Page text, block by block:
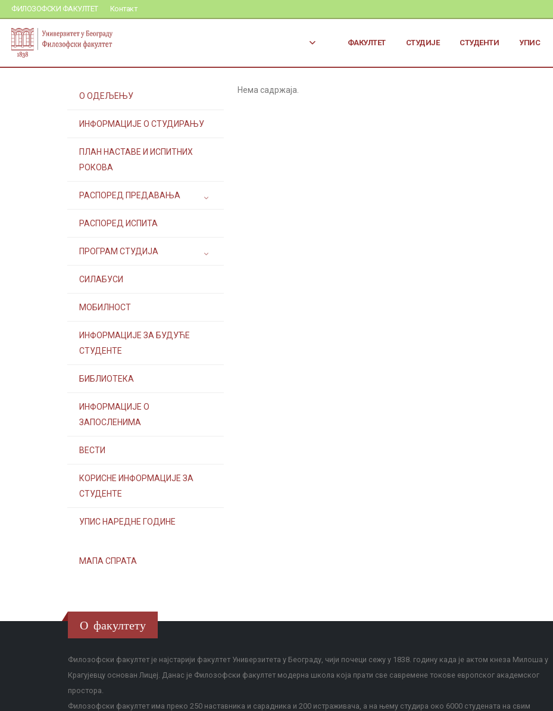
ФИЛОЗОФСКИ ФАКУЛТЕТ Контакт
ФАКУЛТЕТ СТУДИЈЕ СТУДЕНТИ УПИС
О ОДЕЉЕЊУ
ИНФОРМАЦИЈЕ О СТУДИРАЊУ
ПЛАН НАСТАВЕ И ИСПИТНИХ
РОКОВА
РАСПОРЕД ПРЕДАВАЊА
РАСПОРЕД ИСПИТА
ПРОГРАМ СТУДИЈА
СИЛАБУСИ
МОБИЛНОСТ
ИНФОРМАЦИЈЕ ЗА БУДУЋЕ
СТУДЕНТЕ
БИБЛИОТЕКА
ИНФОРМАЦИЈЕ О
ЗАПОСЛЕНИМА
ВЕСТИ
КОРИСНЕ ИНФОРМАЦИЈЕ ЗА
СТУДЕНТЕ
УПИС НАРЕДНЕ ГОДИНЕ
МАПА СПРАТА
Нема садржаја.
О факултету
Филозофски факултет је најстарији факултет Универзитета у Београду, чији почеци сежу у 1838. годину када је актом кнеза Милоша у
Крагујевцу основан Лицеј. Данас је Филозофски факултет модерна школа која прати све савремене токове европског академског
простора.
Филозофски факултет има преко 250 наставника и сарадника и 200 истраживача, а на њему студира око 6000 студената на свим